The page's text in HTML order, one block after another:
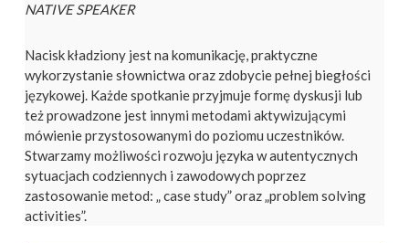
NATIVE SPEAKER
Nacisk kładziony jest na komunikację, praktyczne
wykorzystanie słownictwa oraz zdobycie pełnej biegłości
językowej. Każde spotkanie przyjmuje formę dyskusji lub
też prowadzone jest innymi metodami aktywizującymi
mówienie przystosowanymi do poziomu uczestników.
Stwarzamy możliwości rozwoju języka w autentycznych
sytuacjach codziennych i zawodowych poprzez
zastosowanie metod: „ case study” oraz „problem solving
activities”.